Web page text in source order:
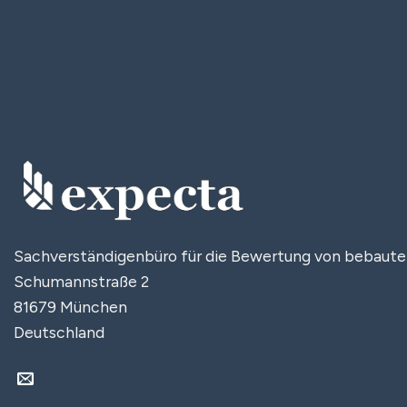
Sachverständigenbüro für die Bewertung von
Schumannstraße 2
81679 München
Deutschland